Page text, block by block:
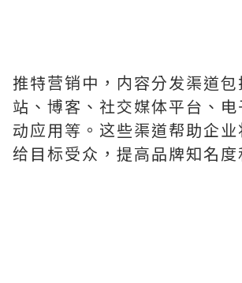
推特营销中，内容分发渠道包
站、博客、社交媒体平台、
动应用等。这些渠道帮助企
给目标受众，提高品牌知名度